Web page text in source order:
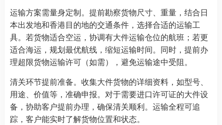
运输方案需量身定制。提前勘察货物尺寸、重量，结合日
本出发地和香港目的地的交通条件，选择合适的运输工
具。若货物适合空运，协调有大件运输仓位的航班；若更
适合海运，规划最优航线，缩短运输时间。同时，提前办
理超限货物运输许可（如需），避免运输途中受阻。
清关环节提前准备。收集大件货物的详细资料，如型号、
用途、价值等，准确申报。对于需要进口许可证的大件设
备，协助客户提前办理，确保清关顺利。运输全程可追
踪，客户能实时了解货物位置和状态。